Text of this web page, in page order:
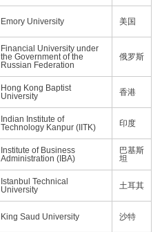
Emory University 美国
Financial University under
the Government of the
Russian Federation
俄罗斯
Hong Kong Baptist
University
香港
Indian Institute of
Technology Kanpur (IITK)
印度
Institute of Business
Administration (IBA)
巴基斯
坦
Istanbul Technical
University
土耳其
King Saud University 沙特